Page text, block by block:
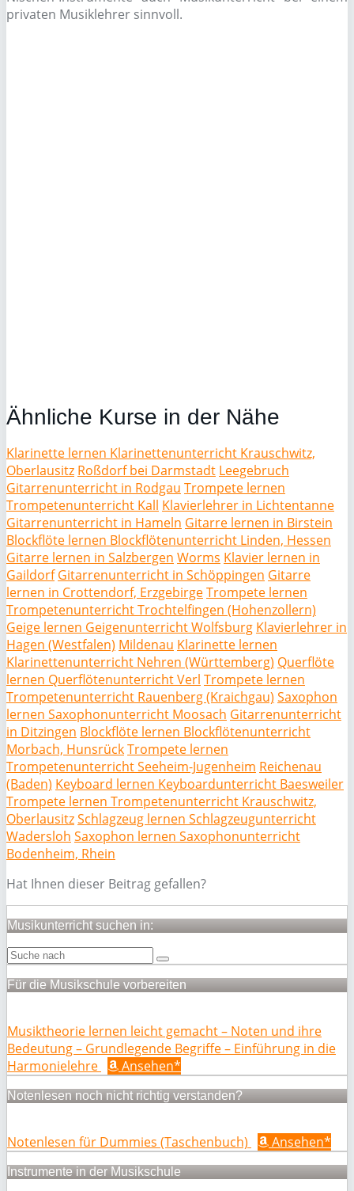
privaten Musiklehrer sinnvoll.
Ähnliche Kurse in der Nähe
Klarinette lernen Klarinettenunterricht Krauschwitz,
Oberlausitz Roßdorf bei Darmstadt Leegebruch
Gitarrenunterricht in Rodgau Trompete lernen
Trompetenunterricht Kall Klavierlehrer in Lichtentanne
Gitarrenunterricht in Hameln Gitarre lernen in Birstein
Blockflöte lernen Blockflötenunterricht Linden, Hessen
Gitarre lernen in Salzbergen Worms Klavier lernen in
Gaildorf Gitarrenunterricht in Schöppingen Gitarre
lernen in Crottendorf, ErzgebirgeTrompete lernen
Trompetenunterricht Trochtelfingen (Hohenzollern)
Geige lernen Geigenunterricht Wolfsburg Klavierlehrer in
Hagen (Westfalen) Mildenau Klarinette lernen
Klarinettenunterricht Nehren (Württemberg) Querflöte
lernen Querflötenunterricht Verl Trompete lernen
Trompetenunterricht Rauenberg (Kraichgau) Saxophon
lernen Saxophonunterricht Moosach Gitarrenunterricht
in Ditzingen Blockflöte lernen Blockflötenunterricht
Morbach, HunsrückTrompete lernen
Trompetenunterricht Seeheim-Jugenheim Reichenau
(Baden) Keyboard lernen Keyboardunterricht Baesweiler
Trompete lernen Trompetenunterricht Krauschwitz,
OberlausitzSchlagzeug lernen Schlagzeugunterricht
Wadersloh Saxophon lernen Saxophonunterricht
Bodenheim, Rhein
Hat Ihnen dieser Beitrag gefallen?
Musikunterricht suchen in:
Für die Musikschule vorbereiten
Musiktheorie lernen leicht gemacht – Noten und ihre
Bedeutung – Grundlegende Begriffe – Einführung in die
Harmonielehre
Ansehen*
Notenlesen noch nicht richtig verstanden?
Notenlesen für Dummies (Taschenbuch) Ansehen*
Instrumente in der Musikschule